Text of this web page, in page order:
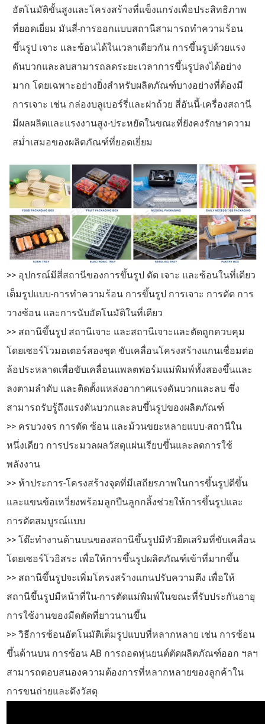
อัตโนมัติขั้นสูงและโครงสร้างที่แข็งแกร่งเพื่อประสิทธิภาพ
ที่ยอดเยี่ยม มันสี่-การออกแบบสถานีสามารถทำความร้อน
ขึ้นรูป เจาะ และซ้อนได้ในเวลาเดียวกัน การขึ้นรูปด้วยแรง
ดันบวกและลบสามารถลดระยะเวลาการขึ้นรูปลงได้อย่าง
มาก โดยเฉพาะอย่างยิ่งสำหรับผลิตภัณฑ์บางอย่างที่ต้องมี
การเจาะ เช่น กล่องบลูเบอร์รี่และฝาถ้วย สี่อันนี้-เครื่องสถานี
มีผลผลิตและแรงงานสูง-ประหยัดในขณะที่ยังคงรักษาความ
สม่ำเสมอของผลิตภัณฑ์ที่ยอดเยี่ยม
>> อุปกรณ์มีสี่สถานีของการขึ้นรูป ตัด เจาะ และซ้อนในที่เดียว
เต็มรูปแบบ-การทำความร้อน การขึ้นรูป การเจาะ การตัด การ
วางซ้อน และการนับอัตโนมัติในที่เดียว
>> สถานีขึ้นรูป สถานีเจาะ และสถานีเจาะและตัดถูกควบคุม
โดยเซอร์โวมอเตอร์สองชุด ขับเคลื่อนโครงสร้างแกนเชื่อมต่อ
ล้อประหลาดเพื่อขับเคลื่อนแพลตฟอร์มแม่พิมพ์ทั้งสองขึ้นและ
ลงตามลำดับ และติดตั้งแหล่งอากาศแรงดันบวกและลบ ซึ่ง
สามารถรับรู้ถึงแรงดันบวกและลบขึ้นรูปของผลิตภัณฑ์
>> ครบวงจร การตัด ซ้อน และม้วนขยะหลายแบบ-สถานีใน
หนึ่งเดียว การประมวลผลวัสดุแผ่นเรียบขึ้นและลดการใช้
พลังงาน
>> ห้าประการ-โครงสร้างจุดที่มีเสถียรภาพในการขึ้นรูปดีขึ้น
และแขนข้อเหวี่ยงพร้อมลูกปืนลูกกลิ้งช่วยให้การขึ้นรูปและ
การตัดสมบูรณ์แบบ
>> โต๊ะทำงานด้านบนของสถานีขึ้นรูปมีหัวยืดเสริมที่ขับเคลื่อน
โดยเซอร์โวอิสระ เพื่อให้การขึ้นรูปผลิตภัณฑ์เข้าที่มากขึ้น
>> สถานีขึ้นรูปจะเพิ่มโครงสร้างแกนปรับความตึง เพื่อให้
สถานีขึ้นรูปมีหน้าที่ใน-การตัดแม่พิมพ์ในขณะที่รับประกันอายุ
การใช้งานของมีดตัดที่ยาวนานขึ้น
>> วิธีการซ้อนอัตโนมัติเต็มรูปแบบที่หลากหลาย เช่น การซ้อน
ขึ้นด้านบน การซ้อน AB การถอดหุ่นยนต์ตัดผลิตภัณฑ์ออก ฯลฯ
สามารถตอบสนองความต้องการที่หลากหลายของลูกค้าใน
การขนถ่ายและดึงวัสดุ